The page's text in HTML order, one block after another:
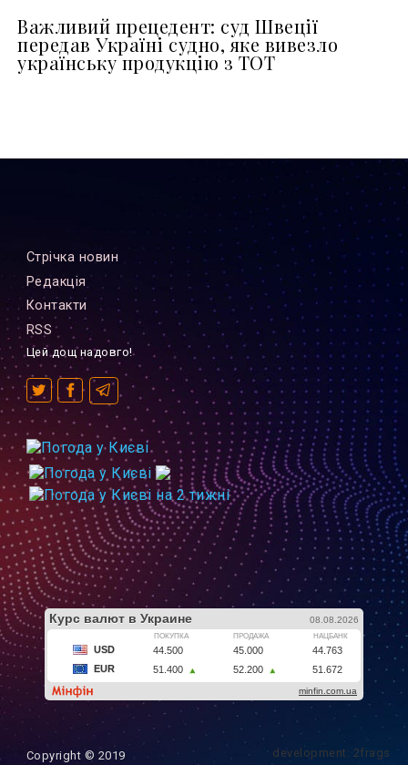
Важливий прецедент: суд Швеції
передав Україні судно, яке вивезло
українську продукцію з ТОТ
Стрiчка новин
Редакцiя
Контакти
RSS
Цей дощ надовго!
Copyright © 2019 development: 2frags